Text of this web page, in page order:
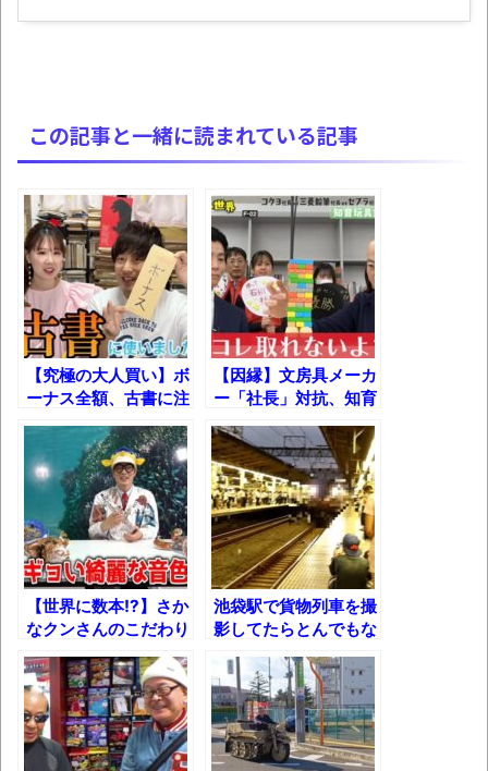
しい。
「アメリカのヤンキーがアジア人にケンカ
を売った結果ｗｗｗ」 ほか
【読書感想】山野辺太郎『いつか深い穴に
落ちるまで』
映画ちいかわ観に行ったので感想を書きま
す(若干ネタバレあり) 26/07/25
マケイン9巻＆アニメ公式ガイド感想
独学で挑んだ2026年二級建築士学科試験結
果速報（仮）
体験談：仕事で同じビルの中に入っている
グループ会社の嫁子 [ほのぼの]
葉月つばさちゃん、昔から見てるんだけど
かなりお姉さんになったね
壊れたエアコンと歌えないボク
バージョンアップ情報更新 AOMEI
Backupper Standard 8.3.0 などバージョンア
ップ
高嶋ちさ子、ダウン症の姉が暴行事件！事
件の一部始終と衝撃の結末
この記事と一緒に読まれている記事
【究極の大人買い】ボ
ーナス全額、古書に注
ぎ込んだ結果！
【因縁】文房具メーカ
ー「社長」対抗、知育
玩具対決！！
【世界に数本!?】さか
なクンさんのこだわり
の「ピッコロサック
ス」！
池袋駅で貨物列車を撮
影してたらとんでもな
い車両が通過！